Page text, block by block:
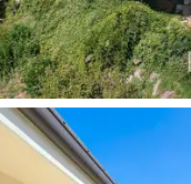
Questa villa fronte
perfetta sintesi tra
contemporaneoe
combinazione di
dotazioni wellness